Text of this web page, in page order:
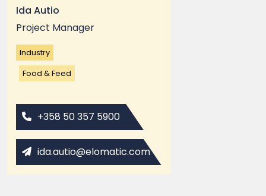
Ida Autio
Project Manager
Industry
Food & Feed
+358 50 357 5900
ida.autio@elomatic.com